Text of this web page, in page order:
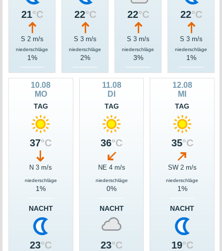
21°C
S 2 m/s
niederschläge
1%
22°C
S 3 m/s
niederschläge
2%
22°C
S 3 m/s
niederschläge
3%
22°C
S 3 m/s
niederschläge
1%
10.08
MO
TAG
37°C
N 3 m/s
niederschläge
1%
NACHT
23°C
11.08
DI
TAG
36°C
NE 4 m/s
niederschläge
0%
NACHT
23°C
12.08
MI
TAG
35°C
SW 2 m/s
niederschläge
1%
NACHT
19°C